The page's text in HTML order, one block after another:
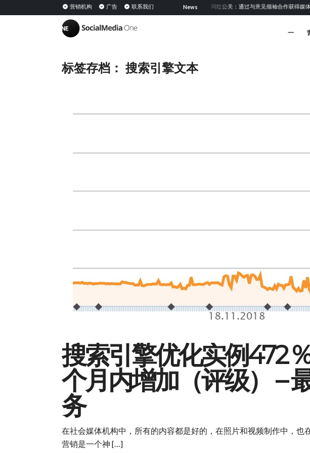
营销机构 广告 联系我们 News
共享媒体：定义、意义及在 PESO 模型中的策略 网红公关：通过与意见领袖合作获得媒体曝光
一
标签存档： 搜索引擎文本
搜索引擎优化实例472
个月内增加（评级） –
务
在社会媒体机构中，所有的内容都是好的，在照片和视频制作中，也
营销是一个神 […]